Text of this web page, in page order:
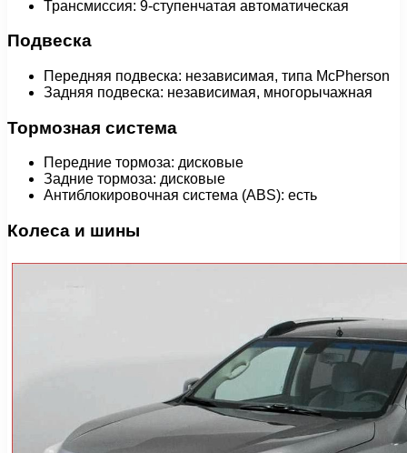
Трансмиссия: 9-ступенчатая автоматическая
Подвеска
Передняя подвеска: независимая, типа McPherson
Задняя подвеска: независимая, многорычажная
Тормозная система
Передние тормоза: дисковые
Задние тормоза: дисковые
Антиблокировочная система (ABS): есть
Колеса и шины